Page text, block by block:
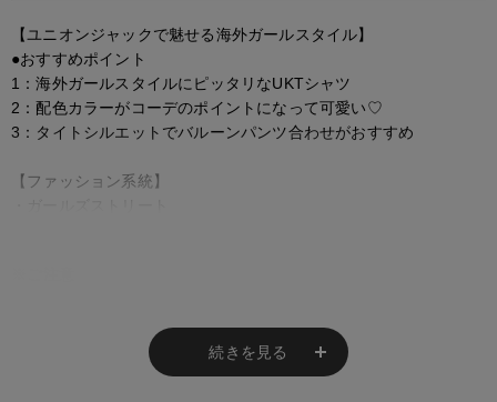
【ユニオンジャックで魅せる海外ガールスタイル】
●おすすめポイント
1：海外ガールスタイルにピッタリなUKTシャツ
2：配色カラーがコーデのポイントになって可愛い♡
3：タイトシルエットでバルーンパンツ合わせがおすすめ
【ファッション系統】
あらかじめご了承ください。
総柄の商品は使用している生地の部分によって 写真と異なる場合がございま
続きを見る